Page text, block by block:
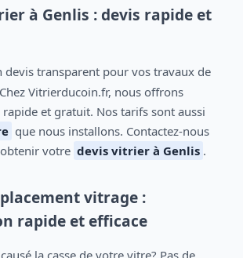
à Genlis : devis rapide et
Vitrierducoin.fr, nous offrons
et gratuit. Nos tarifs sont aussi
que nous installons. Contactez-nous
votre devis vitrier à Genlis .
vitrage :
rapide et efficace